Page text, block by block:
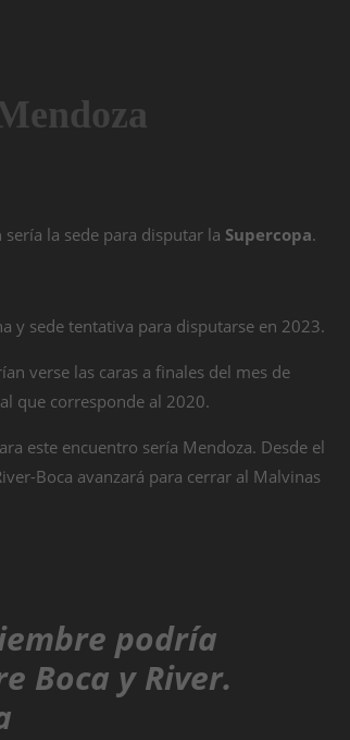
sería la sede para disputar la Supercopa.
y sede tentativa para disputarse en 2023.
verse las caras a finales del mes de
que corresponde al 2020.
este encuentro sería Mendoza. Desde el
Boca avanzará para cerrar al Malvinas
podría
Boca y River.